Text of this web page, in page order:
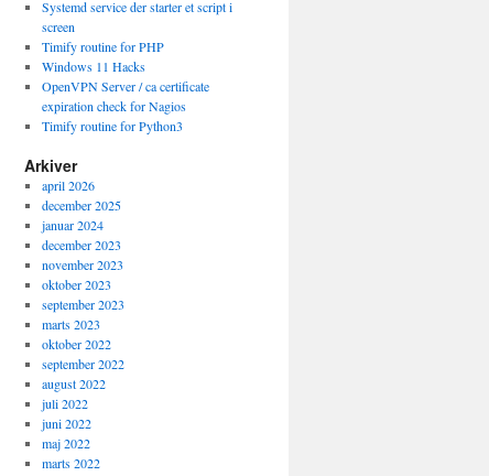
Systemd service der starter et script i
screen
Timify routine for PHP
Windows 11 Hacks
OpenVPN Server / ca certificate
expiration check for Nagios
Timify routine for Python3
Arkiver
april 2026
december 2025
januar 2024
december 2023
november 2023
oktober 2023
september 2023
marts 2023
oktober 2022
september 2022
august 2022
juli 2022
juni 2022
maj 2022
marts 2022